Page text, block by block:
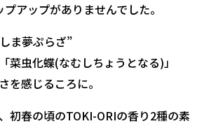
アップがありませんでした。
ま夢ぷらざ”
菜虫化蝶(なむしちょうとなる)」
を感じるころに。
初春の頃のTOKI-ORIの香り2種の素